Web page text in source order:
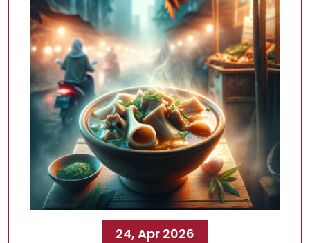
24, Apr 2026